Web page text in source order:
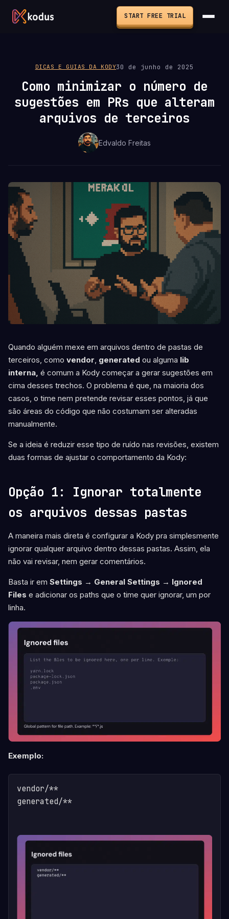
START FREE TRIAL
DICAS E GUIAS DA KODY30 de junho de 2025
Como minimizar o número de
sugestões em PRs que alteram
arquivos de terceiros
Edvaldo Freitas
Quando alguém mexe em arquivos dentro de pastas de
terceiros, como vendor, generated ou alguma lib
interna, é comum a Kody começar a gerar sugestões em
cima desses trechos. O problema é que, na maioria dos
casos, o time nem pretende revisar esses pontos, já que
são áreas do código que não costumam ser alteradas
manualmente.
Se a ideia é reduzir esse tipo de ruído nas revisões, existem
duas formas de ajustar o comportamento da Kody:
Opção 1: Ignorar totalmente
os arquivos dessas pastas
A maneira mais direta é configurar a Kody pra simplesmente
ignorar qualquer arquivo dentro dessas pastas. Assim, ela
não vai revisar, nem gerar comentários.
Basta ir em Settings → General Settings → Ignored
Files e adicionar os paths que o time quer ignorar, um por
linha.
Exemplo:
vendor/**